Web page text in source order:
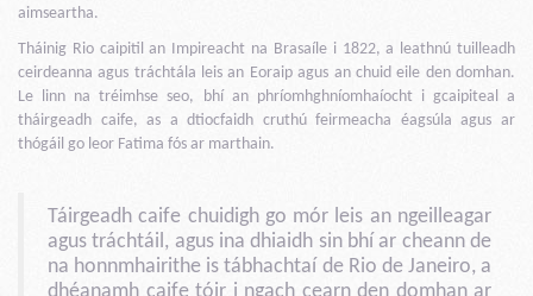
aimseartha.
Tháinig Rio caipitil an Impireacht na Brasaíle i 1822, a leathnú tuilleadh
ceirdeanna agus tráchtála leis an Eoraip agus an chuid eile den domhan.
Le linn na tréimhse seo, bhí an phríomhghníomhaíocht i gcaipiteal a
tháirgeadh caife, as a dtiocfaidh cruthú feirmeacha éagsúla agus ar
thógáil go leor Fatima fós ar marthain.
Táirgeadh caife chuidigh go mór leis an ngeilleagar
agus tráchtáil, agus ina dhiaidh sin bhí ar cheann de
na honnmhairithe is tábhachtaí de Rio de Janeiro, a
dhéanamh caife tóir i ngach cearn den domhan ar